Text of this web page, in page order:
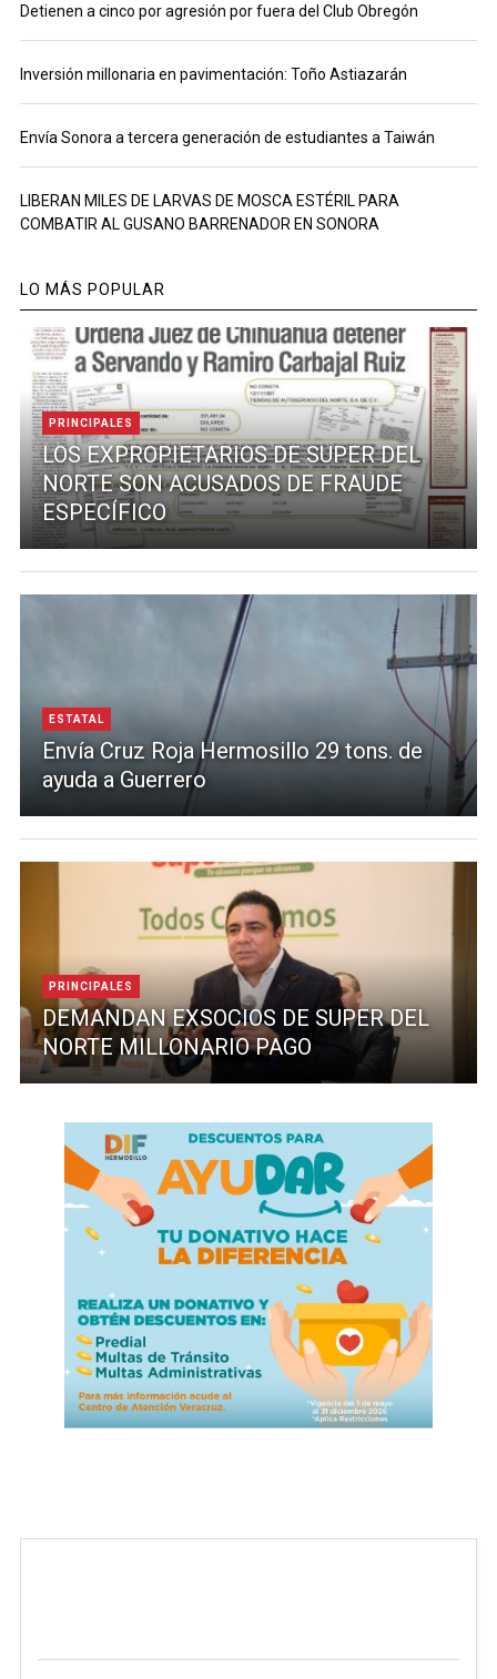
Detienen a cinco por agresión por fuera del Club Obregón
Inversión millonaria en pavimentación: Toño Astiazarán
Envía Sonora a tercera generación de estudiantes a Taiwán
LIBERAN MILES DE LARVAS DE MOSCA ESTÉRIL PARA
COMBATIR AL GUSANO BARRENADOR EN SONORA
LO MÁS POPULAR
PRINCIPALES
LOS EXPROPIETARIOS DE SUPER DEL
NORTE SON ACUSADOS DE FRAUDE
ESPECÍFICO
ESTATAL
Envía Cruz Roja Hermosillo 29 tons. de
ayuda a Guerrero
PRINCIPALES
DEMANDAN EXSOCIOS DE SUPER DEL
NORTE MILLONARIO PAGO